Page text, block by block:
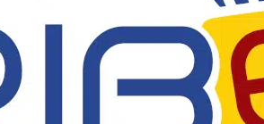
dentro y fuera del país